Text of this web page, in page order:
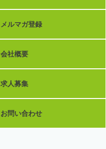
メルマガ登録
会社概要
求人募集
お問い合わせ